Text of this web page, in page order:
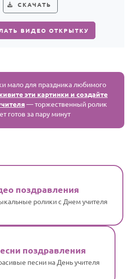
СКАЧАТЬ
ВИДЕО ОТКРЫТКУ
мало для праздника любимого
эти картинки и создайте
— торжественный ролик
готов за пару минут
поздравления
ролики с Днем учителя
поздравления
песни на День учителя